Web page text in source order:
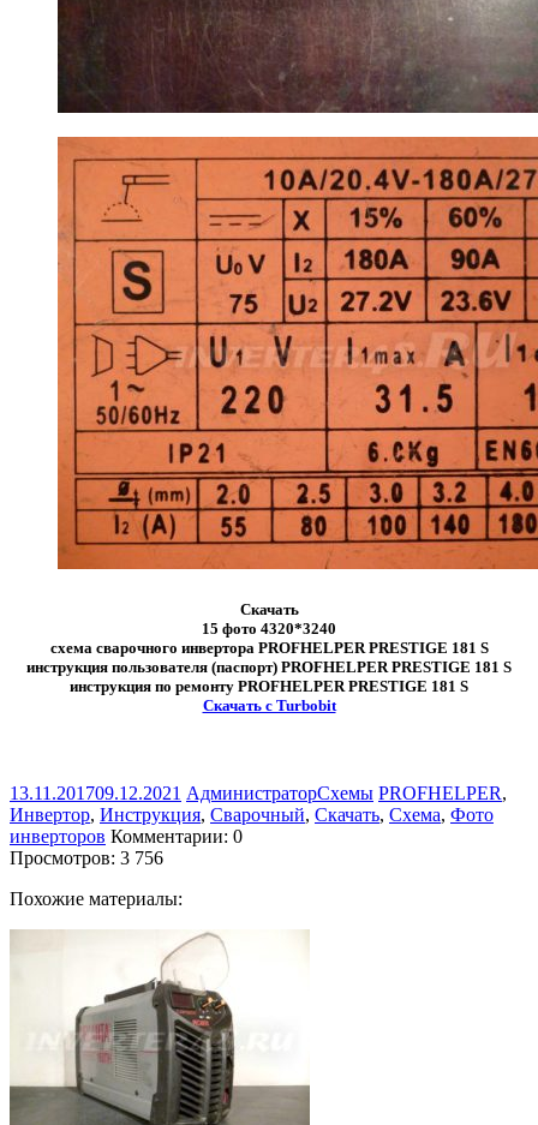
Скачать
15 фото 4320*3240
схема сварочного инвертора PROFHELPER PRESTIGE 181 S
инструкция пользователя (паспорт) PROFHELPER PRESTIGE 181 S
инструкция по ремонту PROFHELPER PRESTIGE 181 S
Скачать с Turbobit
13.11.201709.12.2021 АдминистраторСхемы PROFHELPER,
Инвертор, Инструкция, Сварочный, Скачать, Схема, Фото
инверторов Комментарии: 0
Просмотров: 3 756
Похожие материалы: